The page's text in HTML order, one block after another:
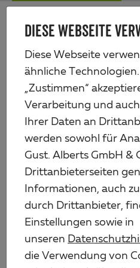
DIESE WEBSEITE
Diese Webseite
ähnliche
„Zustimmen“
Verarbeitung und
Ihrer Daten an
werden sowohl für
Gust. Alberts GmbH &
Drittanbieterseiten
Informationen, auch
durch Drittanbieter,
Einstellungen sowie in
unseren
die Verwendung von
Zum
Alberts
Produkte Weitere Produkte
Schutzbügel Ratio ohne Querrohr